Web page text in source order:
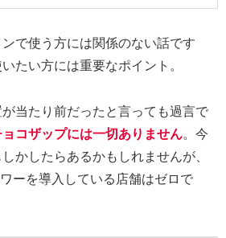
で使う方には関係のない話です
たい方には重要なポイント。
当たり前だったと言っても過言で
コザップには一切ありません。今
かしたらあるかもしれませんが、
ーを導入している店舗はゼロで